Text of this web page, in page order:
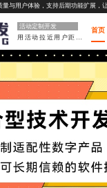
与用户体验，支持后期功能扩展，
活动定制开发
首页